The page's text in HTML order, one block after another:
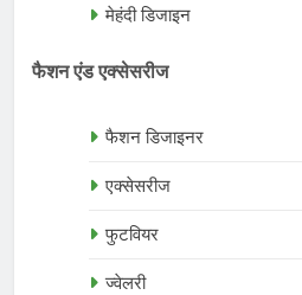
मेहंदी डिजाइन
फैशन एंड एक्सेसरीज
फैशन डिजाइनर
एक्सेसरीज
फुटवियर
ज्वेलरी